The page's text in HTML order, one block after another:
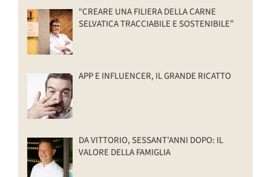
“CREARE UNA FILIERA DELLA CARNE
SELVATICA TRACCIABILE E SOSTENIBILE”
APP E INFLUENCER, IL GRANDE RICATTO
DA VITTORIO, SESSANT’ANNI DOPO: IL
VALORE DELLA FAMIGLIA